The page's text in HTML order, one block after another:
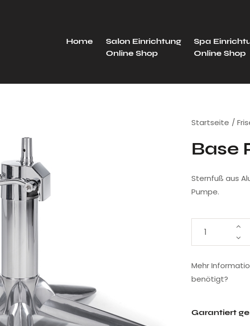
Home
Salon Einrichtung
Online Shop
Spa
Online Shop
Startseite
Base
Sternfuß aus
Pumpe.
Mehr
benötigt?
Garantiert